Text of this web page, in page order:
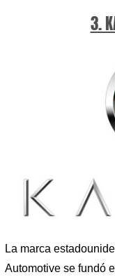
3.
La marca
Automotive se fundó